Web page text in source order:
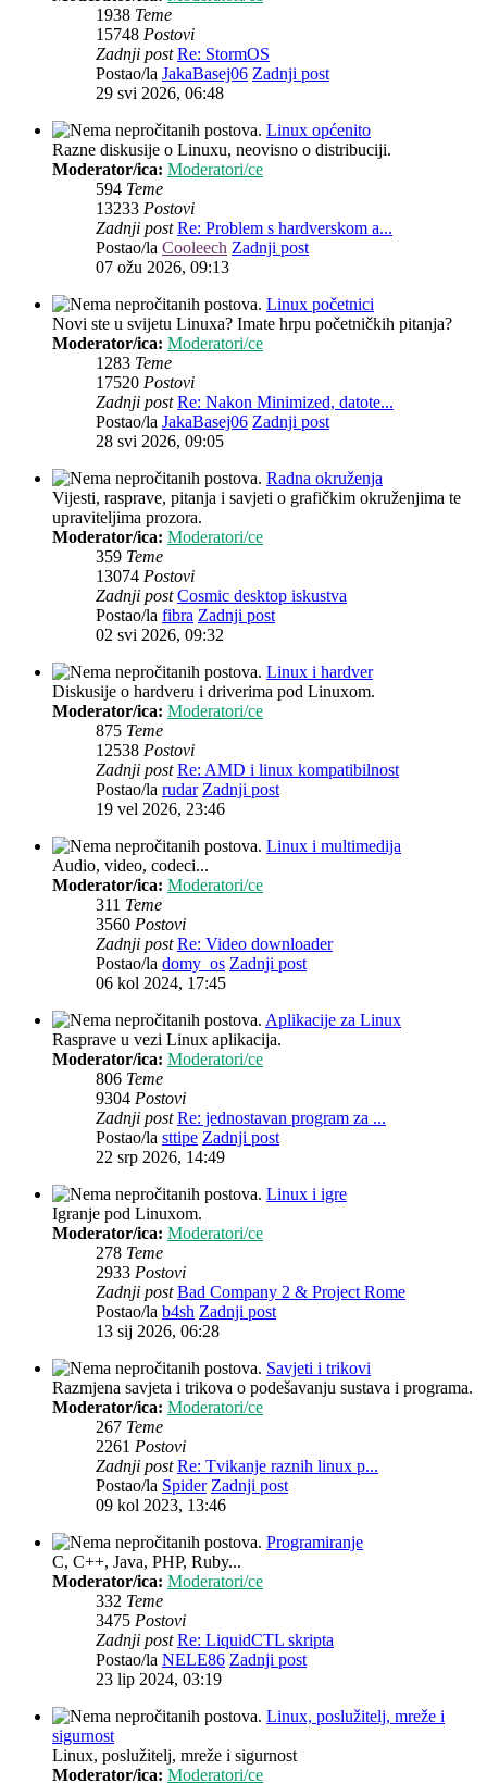
1938 Teme
15748 Postovi
Zadnji post Re: StormOS
Postao/la JakaBasej06 Zadnji post
29 svi 2026, 06:48
Linux općenito
Razne diskusije o Linuxu, neovisno o distribuciji.
Moderator/ica: Moderatori/ce
594 Teme
13233 Postovi
Zadnji post Re: Problem s hardverskom a...
Postao/la Cooleech Zadnji post
07 ožu 2026, 09:13
Linux početnici
Novi ste u svijetu Linuxa? Imate hrpu početničkih pitanja?
Moderator/ica: Moderatori/ce
1283 Teme
17520 Postovi
Zadnji post Re: Nakon Minimized, datote...
Postao/la JakaBasej06 Zadnji post
28 svi 2026, 09:05
Radna okruženja
Vijesti, rasprave, pitanja i savjeti o grafičkim okruženjima te
upraviteljima prozora.
Moderator/ica: Moderatori/ce
359 Teme
13074 Postovi
Zadnji post Cosmic desktop iskustva
Postao/la fibra Zadnji post
02 svi 2026, 09:32
Linux i hardver
Diskusije o hardveru i driverima pod Linuxom.
Moderator/ica: Moderatori/ce
875 Teme
12538 Postovi
Zadnji post Re: AMD i linux kompatibilnost
Postao/la rudar Zadnji post
19 vel 2026, 23:46
Linux i multimedija
Audio, video, codeci...
Moderator/ica: Moderatori/ce
311 Teme
3560 Postovi
Zadnji post Re: Video downloader
Postao/la domy_os Zadnji post
06 kol 2024, 17:45
Aplikacije za Linux
Rasprave u vezi Linux aplikacija.
Moderator/ica: Moderatori/ce
806 Teme
9304 Postovi
Zadnji post Re: jednostavan program za ...
Postao/la sttipe Zadnji post
22 srp 2026, 14:49
Linux i igre
Igranje pod Linuxom.
Moderator/ica: Moderatori/ce
278 Teme
2933 Postovi
Zadnji post Bad Company 2 & Project Rome
Postao/la b4sh Zadnji post
13 sij 2026, 06:28
Savjeti i trikovi
Razmjena savjeta i trikova o podešavanju sustava i programa.
Moderator/ica: Moderatori/ce
267 Teme
2261 Postovi
Zadnji post Re: Tvikanje raznih linux p...
Postao/la Spider Zadnji post
09 kol 2023, 13:46
Programiranje
C, C++, Java, PHP, Ruby...
Moderator/ica: Moderatori/ce
332 Teme
3475 Postovi
Zadnji post Re: LiquidCTL skripta
Postao/la NELE86 Zadnji post
23 lip 2024, 03:19
Linux, poslužitelj, mreže i
sigurnost
Linux, poslužitelj, mreže i sigurnost
Moderator/ica: Moderatori/ce